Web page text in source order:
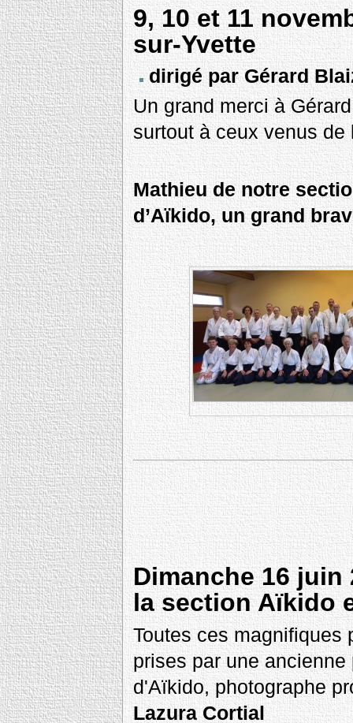
9, 10 et 11
sur-Yvette
dirigé par Gérard
Un grand merci à
surtout à ceux venus de
Mathieu de notre
d’Aïkido, un grand
Dimanche 16 juin
la section Aïkido
Toutes ces magnifiques
prises par une ancienne
d'Aïkido, photographe
Lazura Cortial